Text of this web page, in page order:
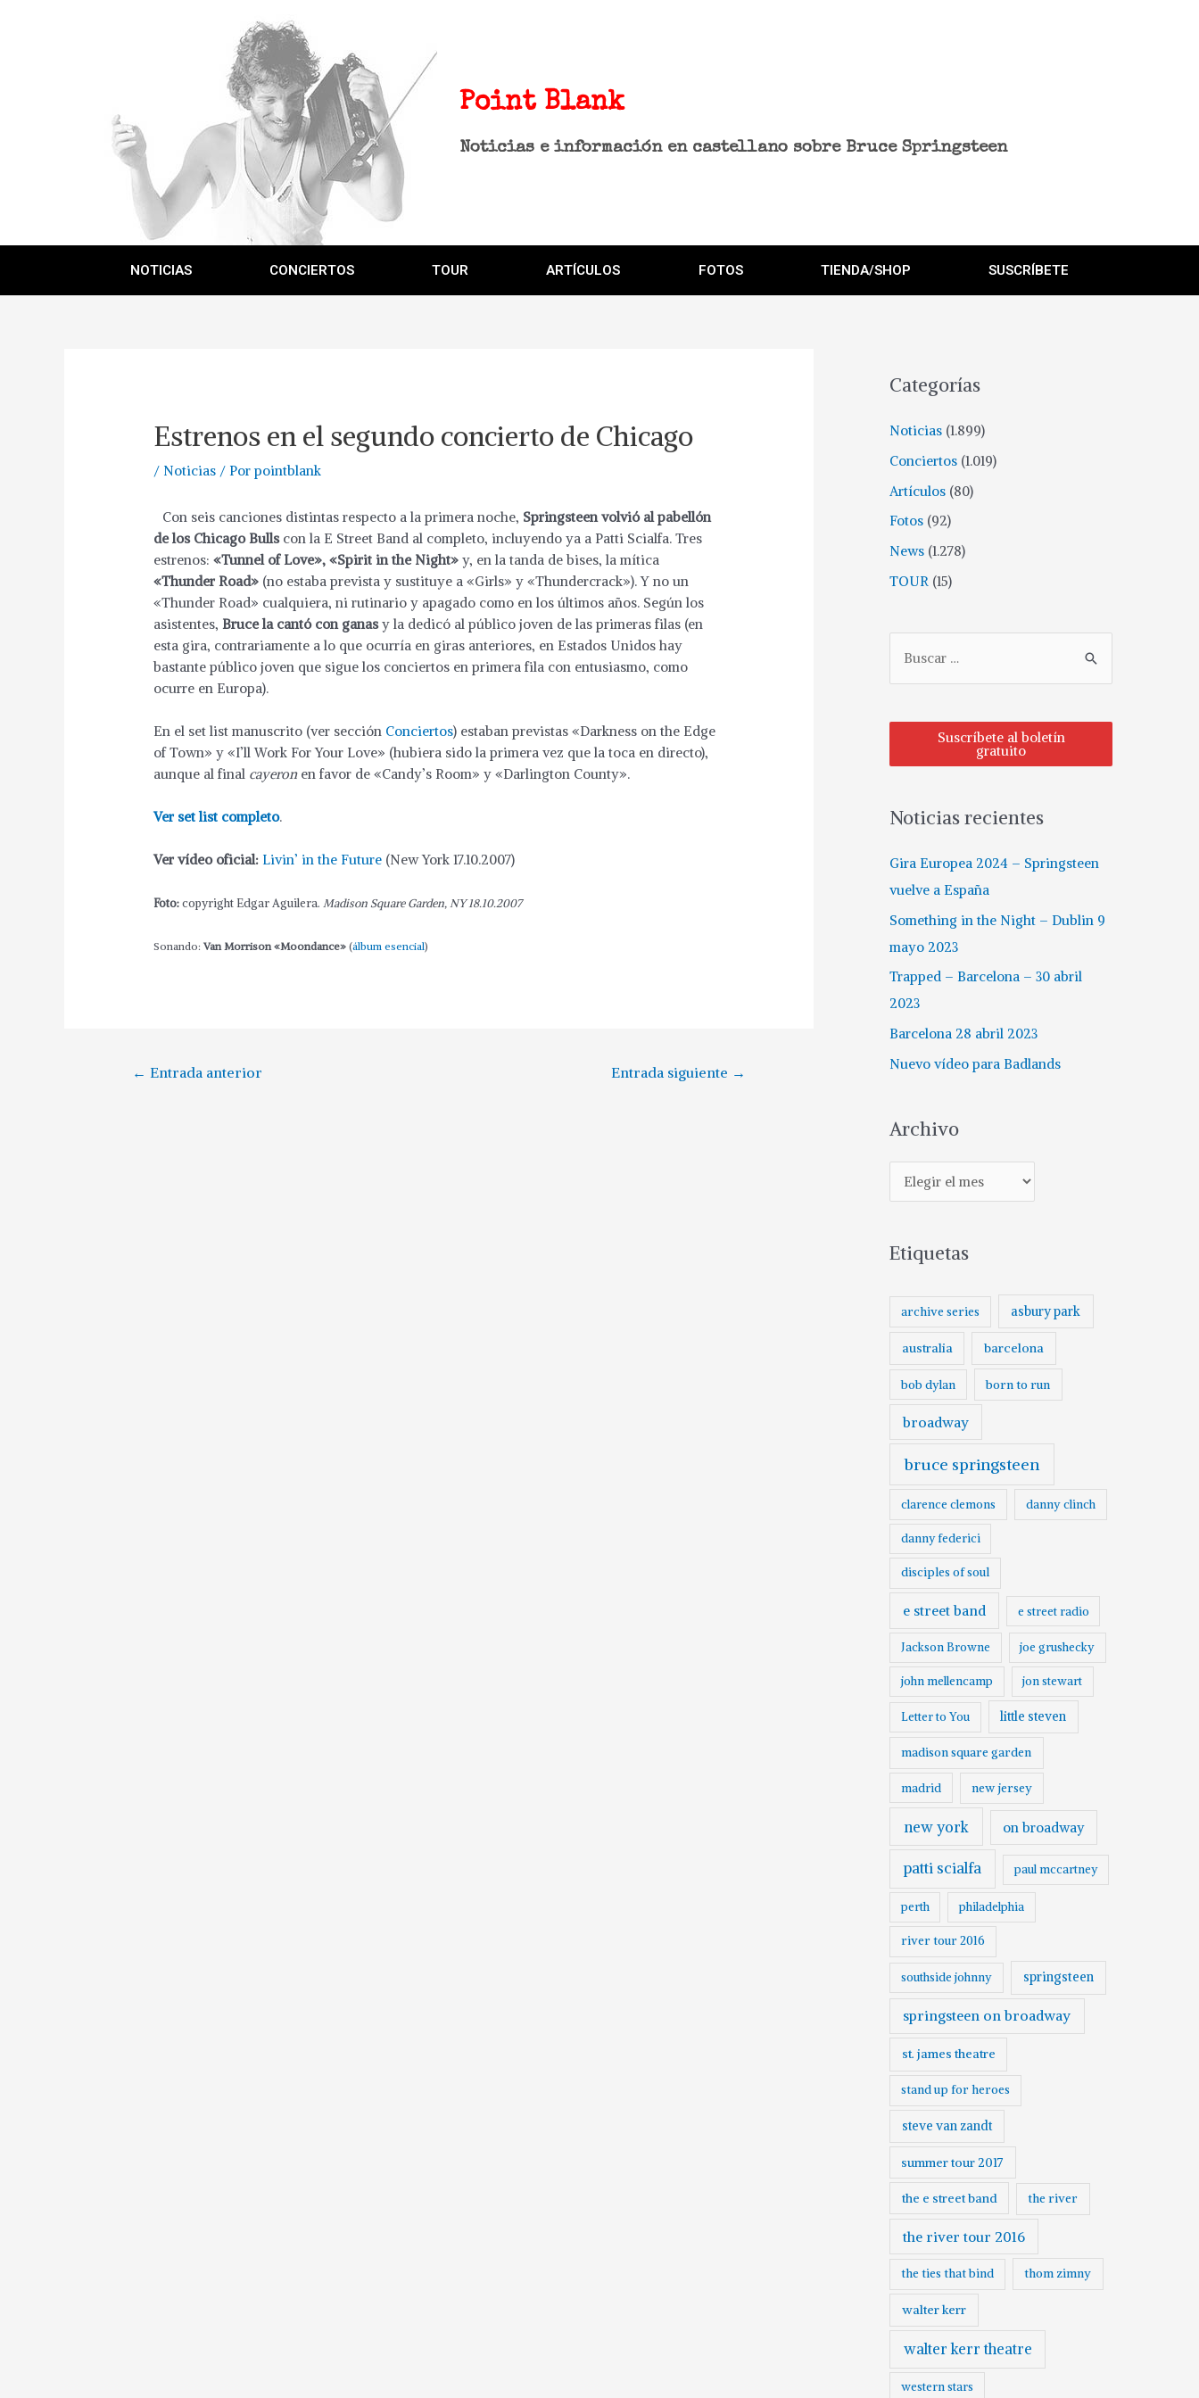
Point Blank
Noticias e información en castellano sobre Bruce Springsteen
NOTICIAS CONCIERTOS TOUR ARTÍCULOS FOTOS TIENDA/SHOP SUSCRÍBETE
Estrenos en el segundo concierto de Chicago
/ Noticias / Porpointblank
Con seis canciones distintas respecto a la primera noche, Springsteen volvió al pabellón
de los Chicago Bullscon la E Street Band al completo, incluyendo ya a Patti Scialfa. Tres
estrenos:«Tunnel of Love», «Spirit in the Night» y, en la tanda de bises, la mítica
«Thunder Road» (no estaba prevista y sustituye a «Girls» y «Thundercrack»). Y no un
«Thunder Road» cualquiera, ni rutinario y apagado como en los últimos años. Según los
asistentes,Bruce la cantó con ganasy la dedicó al público joven de las primeras filas (en
esta gira, contrariamente a lo que ocurría en giras anteriores, en Estados Unidos hay
bastante público joven que sigue los conciertos en primera fila con entusiasmo, como
ocurre en Europa).
En el set list manuscrito (ver sección Conciertos) estaban previstas «Darkness on the Edge
of Town» y «I’ll Work For Your Love» (hubiera sido la primera vez que la toca en directo),
aunque al final cayeronen favor de «Candy’s Room» y «Darlington County».
Ver set list completo.
Ver vídeo oficial: Livin’ in the Future (New York 17.10.2007)
Foto:copyright Edgar Aguilera. Madison Square Garden, NY 18.10.2007
Sonando:Van Morrison «Moondance» (álbum esencial)
← Entrada anterior Entrada siguiente →
Categorías
Noticias (1.899)
Conciertos (1.019)
Artículos (80)
Fotos (92)
News (1.278)
TOUR (15)
Suscríbete al boletín
gratuito
Noticias recientes
Gira Europea 2024 – Springsteen
vuelve a España
Something in the Night – Dublin 9
mayo 2023
Trapped – Barcelona – 30 abril
2023
Barcelona 28 abril 2023
Nuevo vídeo para Badlands
Archivo
Etiquetas
archive series asbury park
australia barcelona
bob dylan born to run
broadway
bruce springsteen
clarence clemons danny clinch
danny federici
disciples of soul
e street band e street radio
Jackson Browne joe grushecky
john mellencamp jon stewart
Letter to You little steven
madison square garden
madrid new jersey
new york on broadway
patti scialfa paul mccartney
perth philadelphia
river tour 2016
southside johnny springsteen
springsteen on broadway
st. james theatre
stand up for heroes
steve van zandt
summer tour 2017
the e street band the river
the river tour 2016
the ties that bind thom zimny
walter kerr
walter kerr theatre
western stars